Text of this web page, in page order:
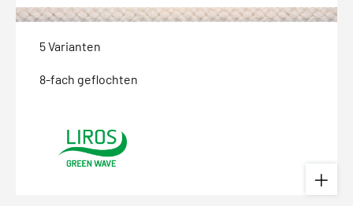
5 Varianten
8-fach geflochten